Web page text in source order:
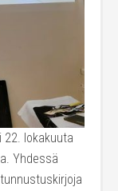
lokakuuta
Yhdessä